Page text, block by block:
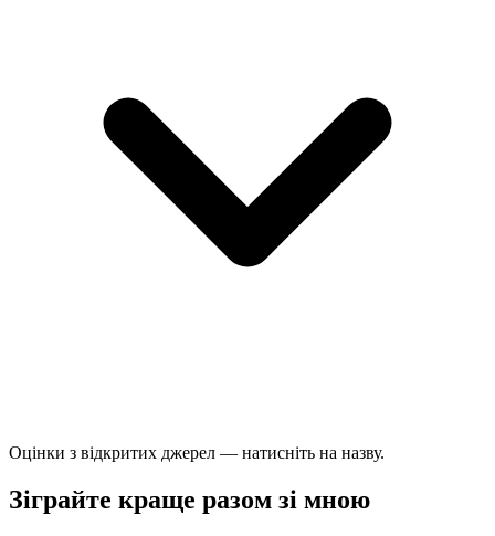
Оцінки з відкритих джерел — натисніть на назву.
Зіграйте краще разом зі мною